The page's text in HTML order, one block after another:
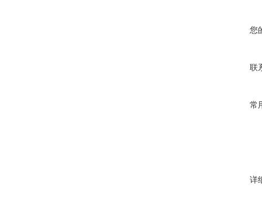
您
联
常
详